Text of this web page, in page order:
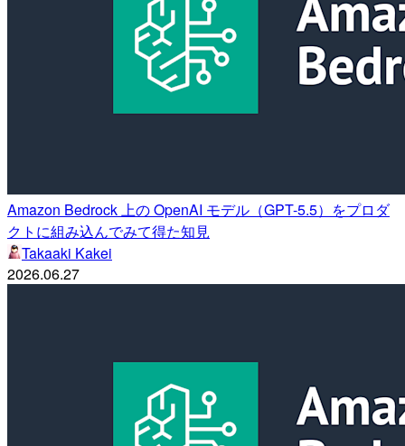
Amazon Bedrock 上の OpenAI モデル（GPT-5.5）をプロダ
クトに組み込んでみて得た知見
Takaaki Kakei
2026.06.27